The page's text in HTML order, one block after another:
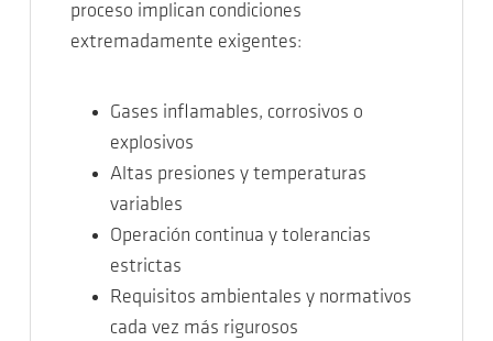
proceso implican condiciones
extremadamente exigentes:
Gases inflamables, corrosivos o
explosivos
Altas presiones y temperaturas
variables
Operación continua y tolerancias
estrictas
Requisitos ambientales y normativos
cada vez más rigurosos